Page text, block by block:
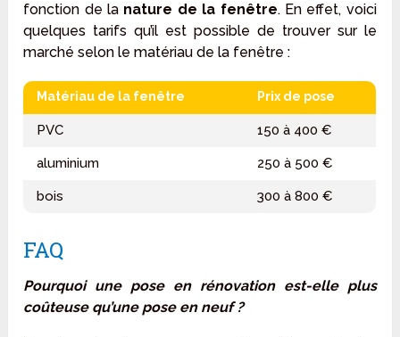
fonction de la nature de la fenêtre. En effet, voici
quelques tarifs qu’il est possible de trouver sur le
marché selon le matériau de la fenêtre :
Matériau de la fenêtre Prix de pose
PVC 150 à 400 €
aluminium 250 à 500 €
bois 300 à 800 €
FAQ
Pourquoi une pose en rénovation est-elle plus
coûteuse qu’une pose en neuf ?